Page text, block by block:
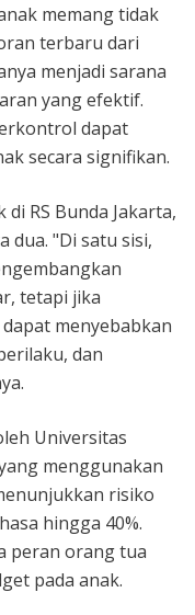
memang tidak
terbaru dari
menjadi sarana
yang efektif.
dapat
secara signifikan.
RS Bunda Jakarta,
dua. "Di satu sisi,
tetapi jika
menyebabkan
dan
Universitas
menggunakan
risiko
hingga 40%.
peran orang tua
pada anak.